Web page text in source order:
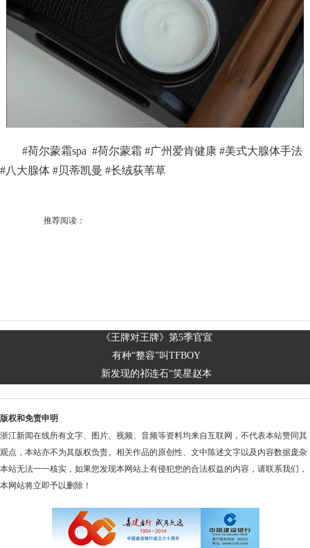
#荷尔蒙霜spa #荷尔蒙霜 #广州爱肯健康 #美式大腺体手法
#八大腺体 #贝蒂凯曼 #长绒荻苇草
推荐阅读：
《王牌对王牌》第5季官宣
有种“整容”叫TFBOY
新发现的祁连石“笑星赵本
版权和免责申明
浙江新闻在线所有文字、图片、视频、音频等资料均来自互联网，不代表本站赞同其
观点，本站亦不为其版权负责。相关作品的原创性、文中陈述文字以及内容数据庞杂
本站无法一一核实，如果您发现本网站上有侵犯您的合法权益的内容，请联系我们，
本网站将立即予以删除！